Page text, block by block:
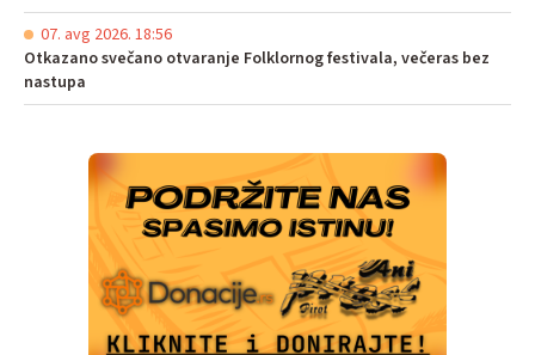
07. avg 2026. 18:56
Otkazano svečano otvaranje Folklornog festivala, večeras bez
nastupa